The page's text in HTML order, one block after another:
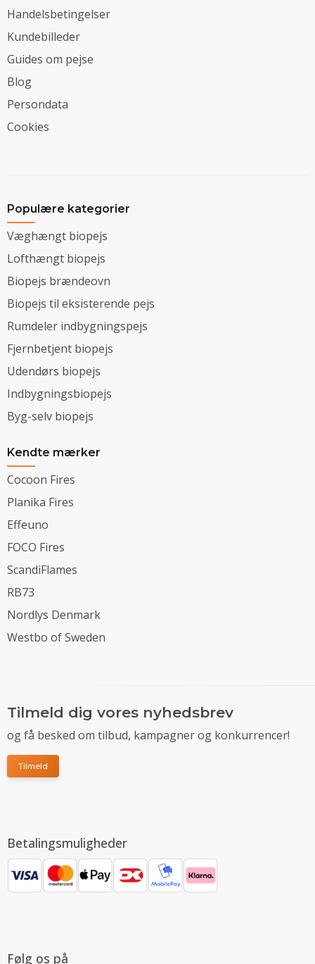
Handelsbetingelser
Kundebilleder
Guides om pejse
Blog
Persondata
Cookies
Populære kategorier
Væghængt biopejs
Lofthængt biopejs
Biopejs brændeovn
Biopejs til eksisterende pejs
Rumdeler indbygningspejs
Fjernbetjent biopejs
Udendørs biopejs
Indbygningsbiopejs
Byg-selv biopejs
Kendte mærker
Cocoon Fires
Planika Fires
Effeuno
FOCO Fires
ScandiFlames
RB73
Nordlys Denmark
Westbo of Sweden
Tilmeld dig vores nyhedsbrev
og få besked om tilbud, kampagner og konkurrencer!
Tilmeld
Betalingsmuligheder
Følg os på